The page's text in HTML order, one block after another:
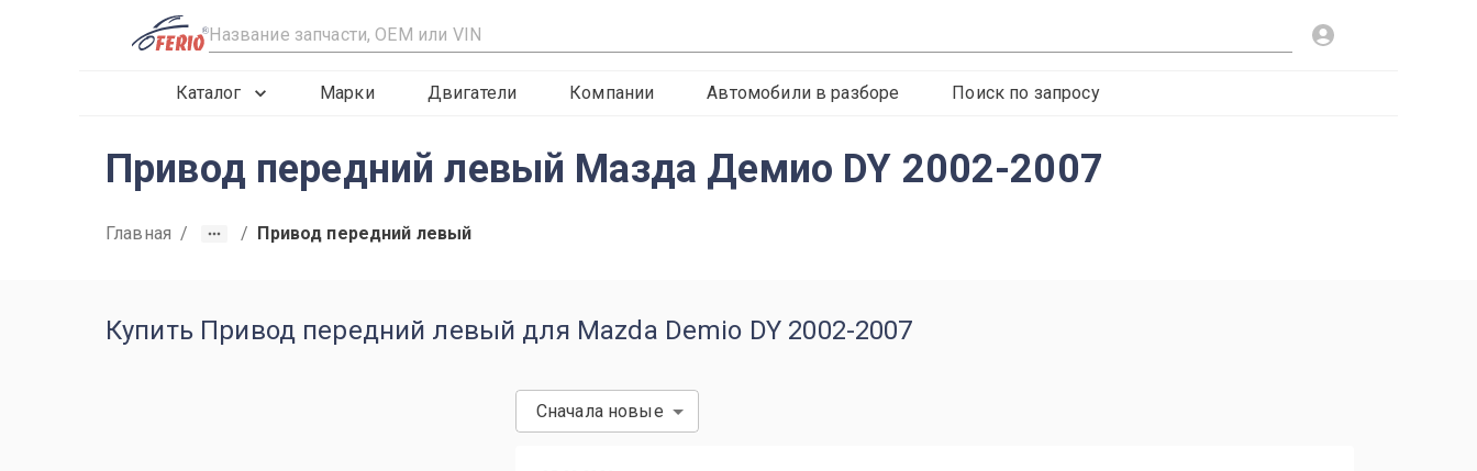
R
Каталог Марки Двигатели Компании Автомобили в разборе Поиск по запросу
Привод передний левый Мазда Демио DY 2002-2007
Главная / / Привод передний левый
Купить Привод передний левый для Mazda Demio DY 2002-2007
Сначала новые